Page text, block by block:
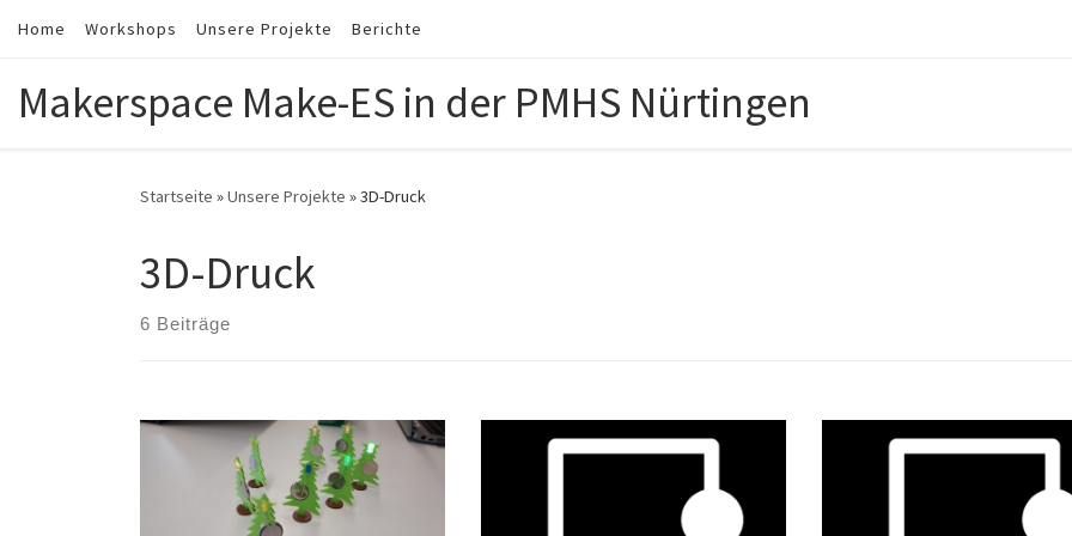
Zum Inhalt springen
Home Workshops Unsere Projekte Berichte
Makerspace Make-ES in der PMHS Nürtingen
Startseite »Unsere Projekte »3D-Druck
3D-Druck
6 Beiträge